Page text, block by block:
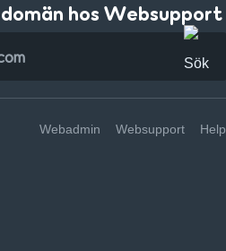
hos Websupport
Webadmin Websupport Help